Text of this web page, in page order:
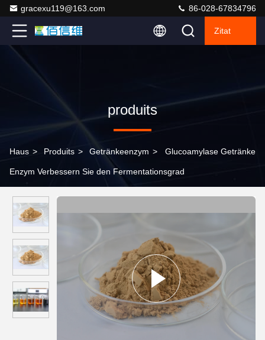
gracexu119@163.com 86-028-67834796
Zitat
produits
Haus > Produits > Getränkeenzym > Glucoamylase Getränke
Enzym Verbessern Sie den Fermentationsgrad